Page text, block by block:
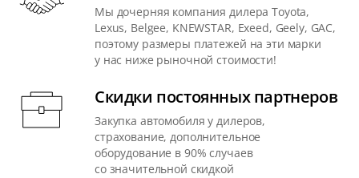
Мы дочерняя компания дилера Toyota,
Lexus, Belgee, KNEWSTAR, Exeed, Geely, GAC,
поэтому размеры платежей на эти марки
у нас ниже рыночной стоимости!
Скидки постоянных партнеров
Закупка автомобиля у дилеров,
страхование, дополнительное
оборудование в 90% случаев
со значительной скидкой